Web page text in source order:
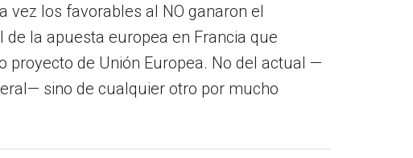
vez los favorables al NO ganaron el
la apuesta europea en Francia que
proyecto de Unión Europea. No del actual —
sino de cualquier otro por mucho